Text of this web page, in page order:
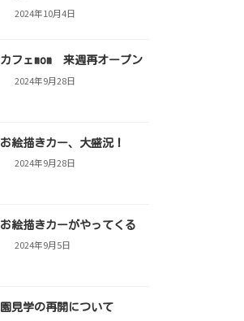
2024年10月4日
カフェmom 来週再オープン
2024年9月28日
お絵描きカー、大盛況！
2024年9月28日
お絵描きカーがやってくる
2024年9月5日
園見学の再開について